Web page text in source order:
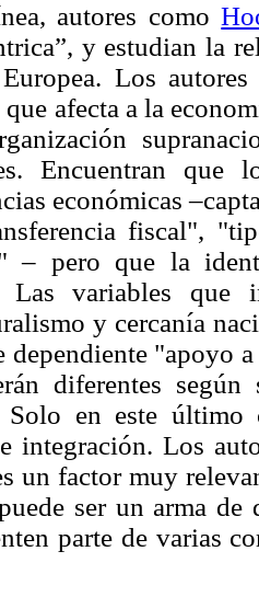
autores como
y estudian la
Los
afecta a la
Encuentran que
económicas
fiscal",
– pero que la
Las variables que
y cercanía
dependiente "apoyo
diferentes
Solo en este último
integración. Los
un factor muy
ser un arma
parte de varias